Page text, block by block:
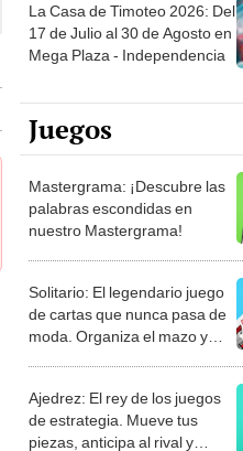
La Casa de Timoteo 2026: Del
17 de Julio al 30 de Agosto en
Mega Plaza - Independencia
Juegos
Mastergrama: ¡Descubre las
palabras escondidas en
nuestro Mastergrama!
Solitario: El legendario juego
de cartas que nunca pasa de
moda. Organiza el mazo y
Ajedrez: El rey de los juegos
de estrategia. Mueve tus
piezas, anticipa al rival y